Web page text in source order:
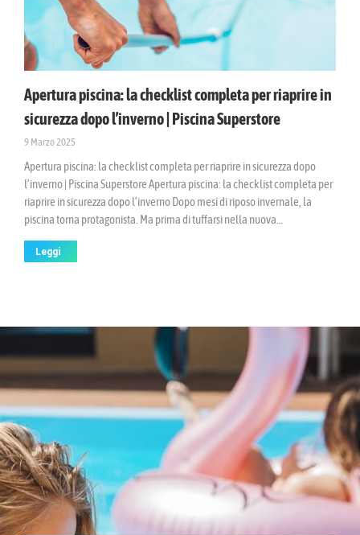
Apertura piscina: la checklist completa per riaprire in
sicurezza dopo l’inverno | Piscina Superstore
9 Marzo 2025
Apertura piscina: la checklist completa per riaprire in sicurezza dopo
l’inverno | Piscina Superstore Apertura piscina: la checklist completa per
riaprire in sicurezza dopo l’inverno Dopo mesi di riposo invernale, la
piscina torna protagonista. Ma prima di tuffarsi nella nuova…
Leggi